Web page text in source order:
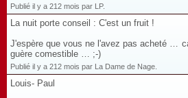
Publié il y a 212 mois par LP.
La nuit porte conseil : C'est un fruit !
J'espère que vous ne l'avez pas acheté …
guère comestible … ;-)
Publié il y a 212 mois par La Dame de Nage.
Louis- Paul